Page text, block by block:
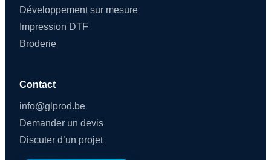
Développement sur mesure
Impression DTF
Broderie
Contact
info@glprod.be
Demander un devis
Discuter d’un projet